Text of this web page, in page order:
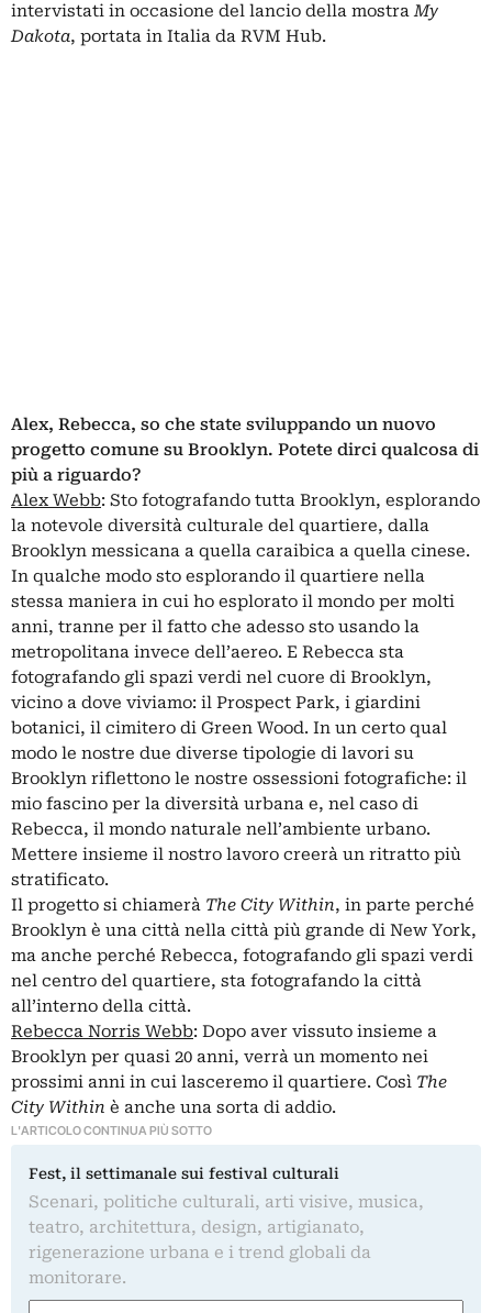
intervistati in occasione del lancio della mostraMy
Dakota, portata in Italia da RVM Hub.
Alex, Rebecca, so che state sviluppando un nuovo
progetto comune su Brooklyn. Potete dirci qualcosa di
più a riguardo?
Alex Webb: Sto fotografando tutta Brooklyn, esplorando
la notevole diversità culturale del quartiere, dalla
Brooklyn messicana a quella caraibica a quella cinese.
In qualche modo sto esplorando il quartiere nella
stessa maniera in cui ho esplorato il mondo per molti
anni, tranne per il fatto che adesso sto usando la
metropolitana invece dell’aereo. E Rebecca sta
fotografando gli spazi verdi nel cuore di Brooklyn,
vicino a dove viviamo: il Prospect Park, i giardini
botanici, il cimitero di Green Wood. In un certo qual
modo le nostre due diverse tipologie di lavori su
Brooklyn riflettono le nostre ossessioni fotografiche: il
mio fascino per la diversità urbana e, nel caso di
Rebecca, il mondo naturale nell’ambiente urbano.
Mettere insieme il nostro lavoro creerà un ritratto più
stratificato.
Il progetto si chiamerà The City Within, in parte perché
Brooklyn è una città nella città più grande di New York,
ma anche perché Rebecca, fotografando gli spazi verdi
nel centro del quartiere, sta fotografando la città
all’interno della città.
Rebecca Norris Webb: Dopo aver vissuto insieme a
Brooklyn per quasi 20 anni, verrà un momento nei
prossimi anni in cui lasceremo il quartiere. Così The
City Within è anche una sorta di addio.
L'ARTICOLO CONTINUA PIÙ SOTTO
Fest, il settimanale sui festival culturali
Scenari, politiche culturali, arti visive, musica,
teatro, architettura, design, artigianato,
rigenerazione urbana e i trend globali da
monitorare.